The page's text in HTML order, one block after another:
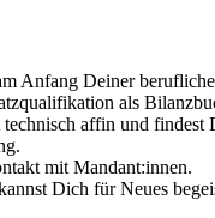
Anfang Deiner
als
affin und findest
mit Mandant:innen.
Dich für Neues